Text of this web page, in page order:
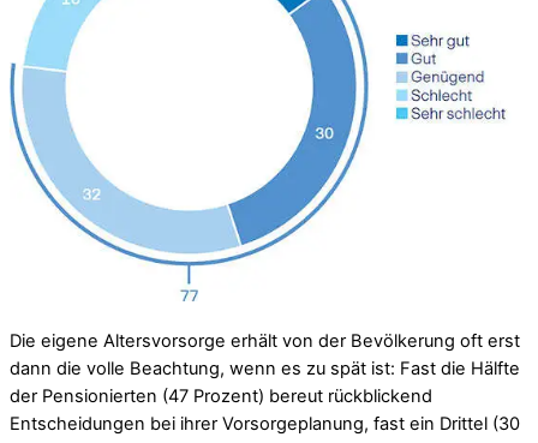
Die eigene Altersvorsorge erhält von der Bevölkerung oft erst
dann die volle Beachtung, wenn es zu spät ist: Fast die Hälfte
der Pensionierten (47 Prozent) bereut rückblickend
Entscheidungen bei ihrer Vorsorgeplanung, fast ein Drittel (30